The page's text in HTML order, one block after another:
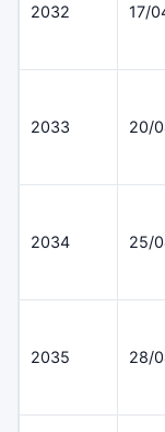
2032 17/
2033 20/
2034 25/
2035 28/